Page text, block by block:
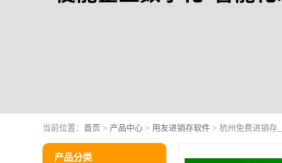
当前位置： 首页 > 产品中心 > 用友进销存软件 > 杭州免费进销存
产品分类